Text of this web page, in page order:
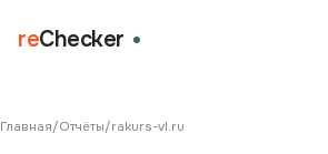
reChecker
Главная/Отчёты/rakurs-vl.ru